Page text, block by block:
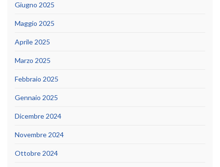
Giugno 2025
Maggio 2025
Aprile 2025
Marzo 2025
Febbraio 2025
Gennaio 2025
Dicembre 2024
Novembre 2024
Ottobre 2024